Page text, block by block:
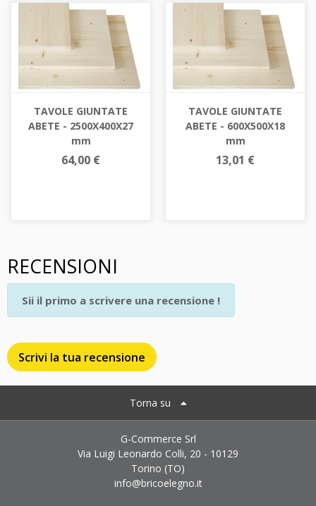
TAVOLE GIUNTATE
ABETE - 2500X400X27
mm
64,00 €
TAVOLE GIUNTATE
ABETE - 600X500X18
mm
13,01 €
RECENSIONI
Scrivi la tua recensione
Sii il primo a scrivere una recensione !
Torna su
G-Commerce Srl
Via Luigi Leonardo Colli, 20 - 10129
Torino (TO)
info@bricoelegno.it